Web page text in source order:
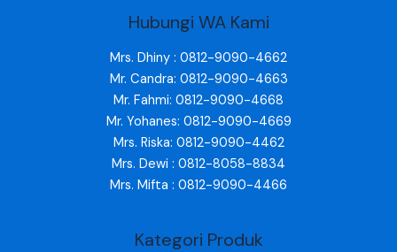
Hubungi WA Kami
Mrs. Dhiny : 0812-9090-4662
Mr. Candra: 0812-9090-4663
Mr. Fahmi: 0812-9090-4668
Mr. Yohanes: 0812-9090-4669
Mrs. Riska: 0812-9090-4462
Mrs. Dewi : 0812-8058-8834
Mrs. Mifta : 0812-9090-4466
Kategori Produk